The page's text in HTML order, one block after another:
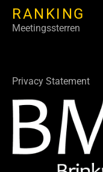
RANKING
Meetingssterren
Privacy Statement